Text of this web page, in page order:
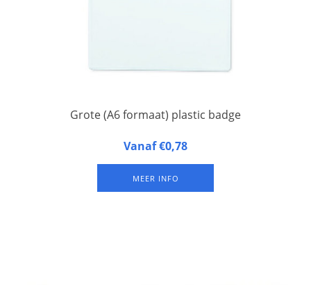
Grote (A6 formaat) plastic badge
Grote naambadge (A6-formaat) van 0,25 mm PVC zachtplastic
bovenhoek. Afmetingen: 105 x 148 mm
Vanaf €0,78
MEER INFO